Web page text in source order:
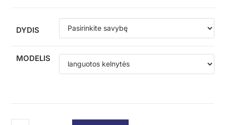
DYDIS
MODELIS